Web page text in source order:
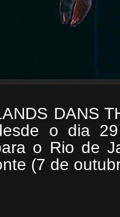
DANS
o dia
o Rio de
(7 de